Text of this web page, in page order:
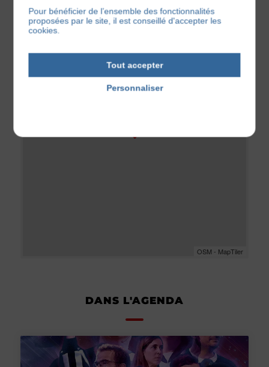
−
OSM - MapTiler
DANS L'AGENDA
Pour bénéficier de l’ensemble des fonctionnalités
proposées par le site, il est conseillé d'accepter les
cookies.
Tout accepter
Personnaliser